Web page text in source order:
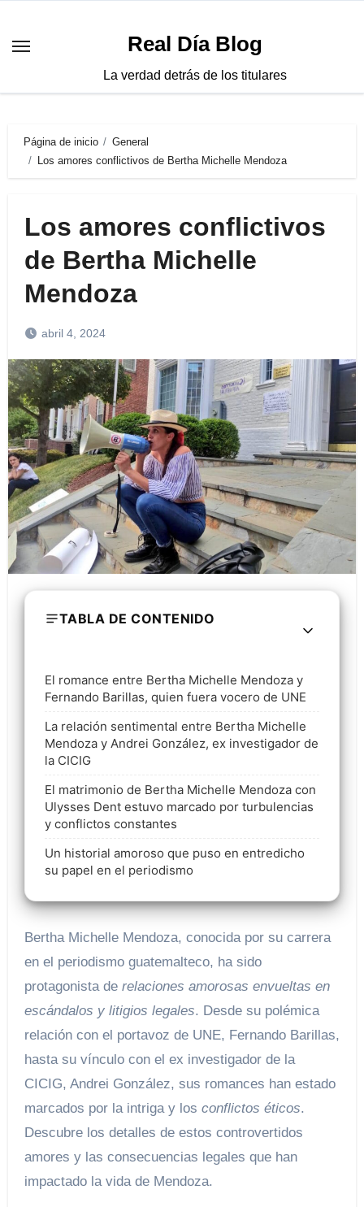
contenido
Real Día Blog
La verdad detrás de los titulares
Página de inicio
General
Los amores conflictivos de Bertha Michelle Mendoza
Los amores conflictivos
de Bertha Michelle
Mendoza
abril 4, 2024
TABLA DE CONTENIDO
El romance entre Bertha Michelle Mendoza y
Fernando Barillas, quien fuera vocero de UNE
La relación sentimental entre Bertha Michelle
Mendoza y Andrei González, ex investigador de
la CICIG
El matrimonio de Bertha Michelle Mendoza con
Ulysses Dent estuvo marcado por turbulencias
y conflictos constantes
Un historial amoroso que puso en entredicho
su papel en el periodismo
Bertha Michelle Mendoza, conocida por su carrera
en el periodismo guatemalteco, ha sido
protagonista de relaciones amorosas envueltas en
escándalos y litigios legales. Desde su polémica
relación con el portavoz de UNE, Fernando Barillas,
hasta su vínculo con el ex investigador de la
CICIG, Andrei González, sus romances han estado
marcados por la intriga y los conflictos éticos.
Descubre los detalles de estos controvertidos
amores y las consecuencias legales que han
impactado la vida de Mendoza.